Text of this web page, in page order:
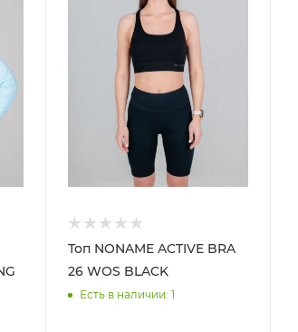
Топ NONAME ACTIVE BRA
26 WOS BLACK
Есть в наличии: 1